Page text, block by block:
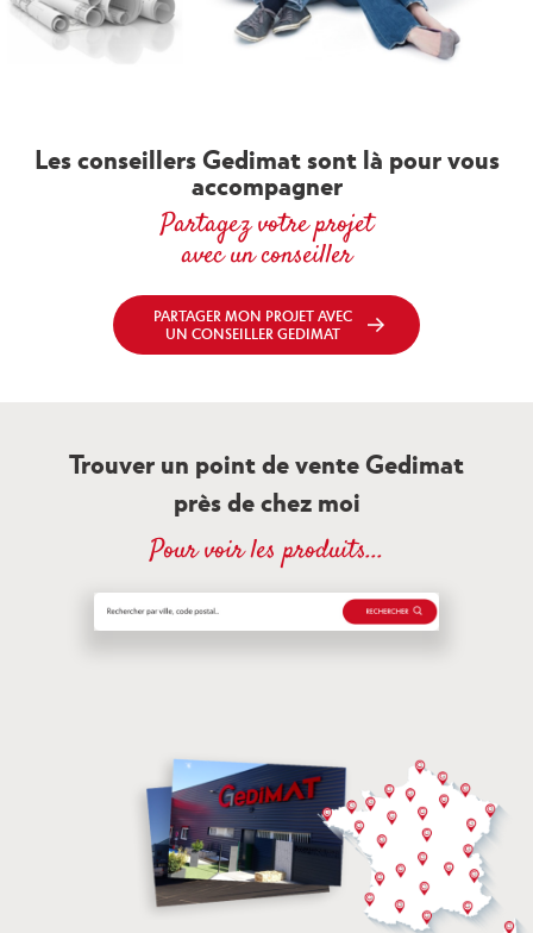
Les conseillers Gedimat sont là pour vous
accompagner
Partagez votre projet
avec un conseiller
PARTAGER MON PROJET AVEC
UN CONSEILLER GEDIMAT
Trouver un point de vente Gedimat
près de chez moi
Pour voir les produits...
Rechercher